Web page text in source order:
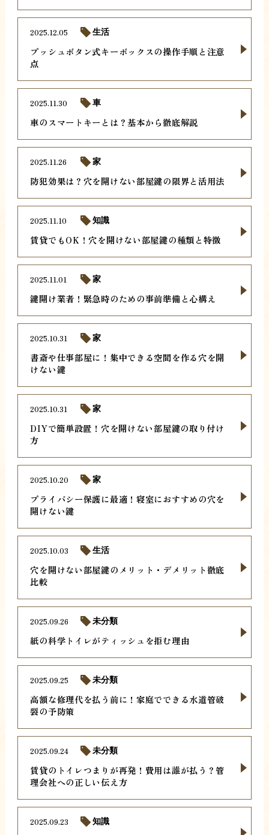
プッシュボタン式キーボックスの操作手順と注意
点
2025.12.05 生活
車のスマートキーとは？基本から徹底解説
2025.11.30 車
防犯効果は？穴を開けない部屋鍵の限界と活用法
2025.11.26 家
賃貸でもOK！穴を開けない部屋鍵の種類と特徴
2025.11.10 知識
鍵開け業者！緊急時のための事前準備と心構え
2025.11.01 家
書斎や仕事部屋に！集中できる空間を作る穴を開
けない鍵
2025.10.31 家
DIYで簡単設置！穴を開けない部屋鍵の取り付け
方
2025.10.31 家
プライバシー保護に最適！寝室におすすめの穴を
開けない鍵
2025.10.20 家
穴を開けない部屋鍵のメリット・デメリット徹底
比較
2025.10.03 生活
紙の科学トイレがティッシュを拒む理由
2025.09.26 未分類
高額な修理代を払う前に！家庭でできる水道管破
裂の予防策
2025.09.25 未分類
賃貸のトイレつまりが再発！費用は誰が払う？管
理会社への正しい伝え方
2025.09.24 未分類
2025.09.23 知識